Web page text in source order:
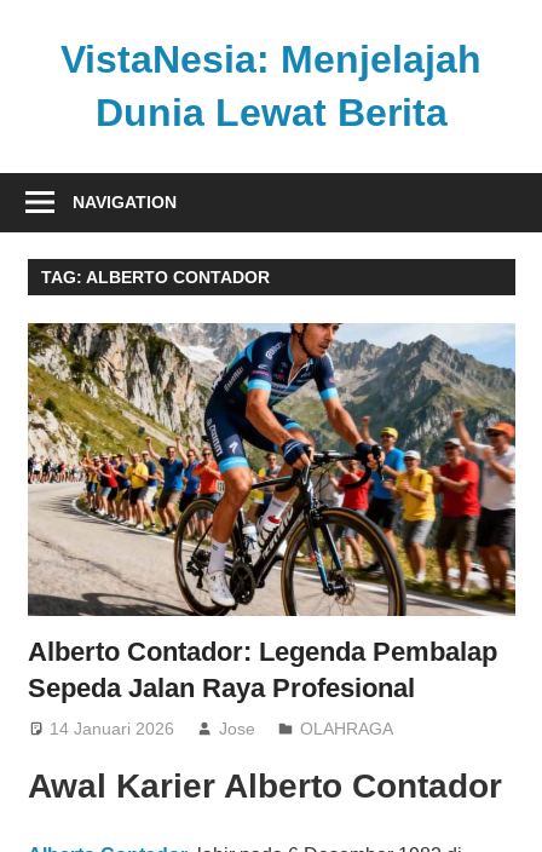
VistaNesia: Menjelajah
Dunia Lewat Berita
nasional
global
dalam
platform
informatif
NAVIGATION
TAG: ALBERTO CONTADOR
Alberto Contador: Legenda Pembalap
Sepeda Jalan Raya Profesional
14 Januari 2026 Jose OLAHRAGA
Awal Karier Alberto Contador